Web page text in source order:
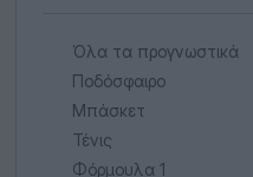
Όλα τα προγνωστικά
Ποδόσφαιρο
Μπάσκετ
Τένις
Φόρμουλα 1